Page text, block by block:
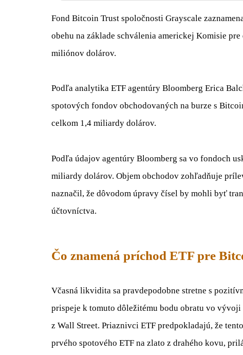
Fond Bitcoin Trust spoločnosti Grayscale
obehu na základe schválenia americkej Komisie
miliónov dolárov.
Podľa analytika ETF agentúry Bloomberg Erica
spotových fondov obchodovaných na burze s
celkom 1,4 miliardy dolárov.
Podľa údajov agentúry Bloomberg sa vo fondoch
miliardy dolárov. Objem obchodov zohľadňuje
naznačil, že dôvodom úpravy čísel by mohli byť
účtovníctva.
Čo znamená príchod ETF pre
Včasná likvidita sa pravdepodobne stretne s
prispeje k tomuto dôležitému bodu obratu vo
z Wall Street. Priaznivci ETF predpokladajú, že
prvého spotového ETF na zlato z drahého kovu,